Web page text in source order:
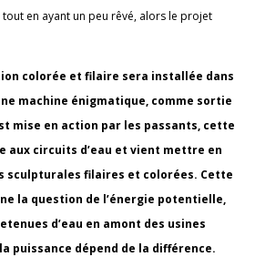
en ayant un peu rêvé, alors le projet
colorée et filaire sera installée dans
machine énigmatique, comme sortie
mise en action par les passants, cette
aux circuits d’eau et vient mettre en
sculpturales filaires et colorées. Cette
la question de l’énergie potentielle,
d’eau en amont des usines
puissance dépend de la différence.